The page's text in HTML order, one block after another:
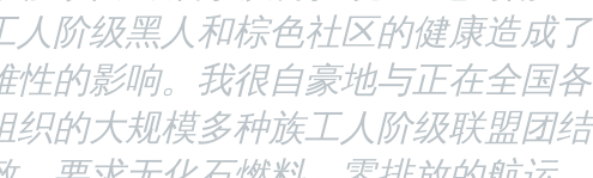
人阶级黑人和棕色社区的健康造成了
性的影响。我很自豪地与正在全国各
织的大规模多种族工人阶级联盟团结